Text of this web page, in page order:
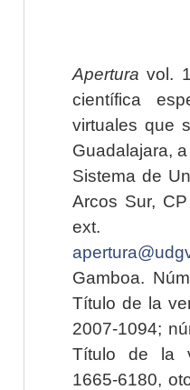
Apertura vol.
científica
virtuales que
Guadalajara,
Sistema de
Arcos Sur,
ext.
Gamboa.
Título de la
2007-1094;
Título de la
1665-6180,